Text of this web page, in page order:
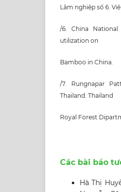
Lâm nghiệp số 6.
/6. China National
utilization on
Bamboo in China.
/7. Rungnapar
Thailand. Thailand
Royal Forest
Các bài báo
Hà Thị